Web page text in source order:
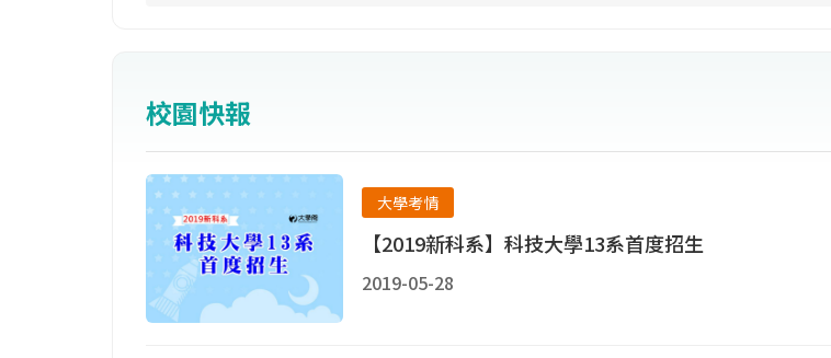
校園快報
大學考情
【2019新科系】科技大學13系首度招生
2019-05-28